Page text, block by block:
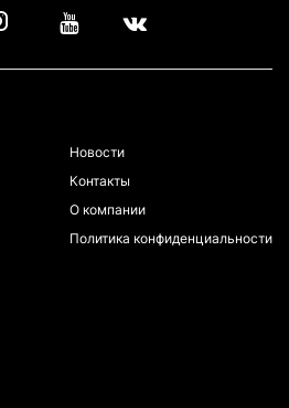
Новости
Контакты
О компании
Политика конфиденциальности